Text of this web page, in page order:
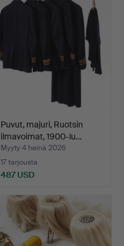
Puvut, majuri, Ruotsin
ilmavoimat, 1900-lu…
Myyty 4 heinä 2026
17 tarjousta
487 USD